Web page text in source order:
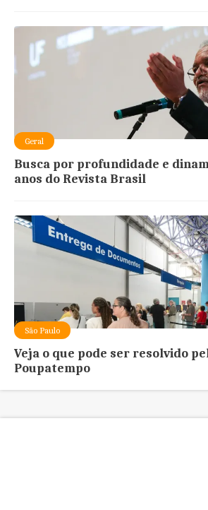
Geral
Busca por profundidade e
anos do Revista Brasil
São Paulo
Veja o que pode ser resolvido
Poupatempo